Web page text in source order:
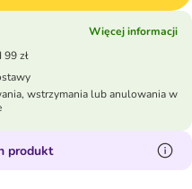
Więcej informacji
99 zł
wstrzymania lub anulowania w
produkt